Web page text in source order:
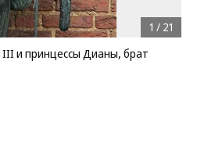
III и принцессы Дианы, брат
1 / 21